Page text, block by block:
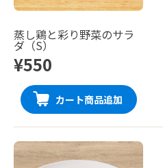
蒸し鶏と彩り野菜のサラ
ダ（S）
¥550
カート商品追加